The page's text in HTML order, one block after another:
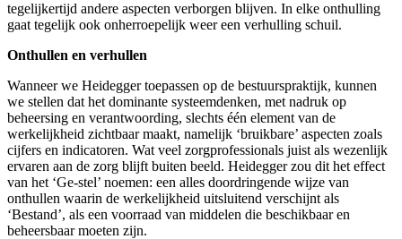
tegelijkertijd andere aspecten verborgen blijven. In elke onthulling
gaat tegelijk ook onherroepelijk weer een verhulling schuil.
Onthullen en verhullen
Wanneer we Heidegger toepassen op de bestuurspraktijk, kunnen
we stellen dat het dominante systeemdenken, met nadruk op
beheersing en verantwoording, slechts één element van de
werkelijkheid zichtbaar maakt, namelijk ‘bruikbare’ aspecten zoals
cijfers en indicatoren. Wat veel zorgprofessionals juist als wezenlijk
ervaren aan de zorg blijft buiten beeld. Heidegger zou dit het effect
van het ‘Ge-stel’ noemen: een alles doordringende wijze van
onthullen waarin de werkelijkheid uitsluitend verschijnt als
‘Bestand’, als een voorraad van middelen die beschikbaar en
beheersbaar moeten zijn.